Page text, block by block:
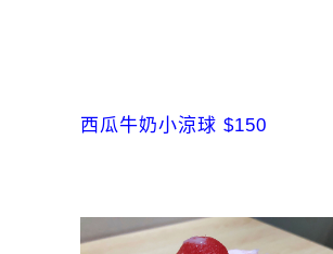
西瓜牛奶小涼球 $150